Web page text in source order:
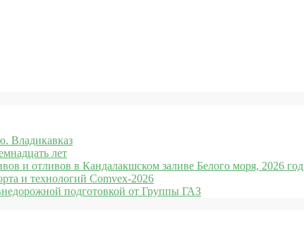
Владикавказ
лет
и отливов в Кандалакшском заливе Белого моря, 2026 год
и технологий Comvex-2026
подготовкой от Группы ГАЗ